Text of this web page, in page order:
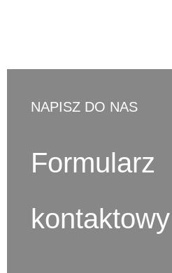
NAPISZ DO NAS
Formularz
kontaktowy